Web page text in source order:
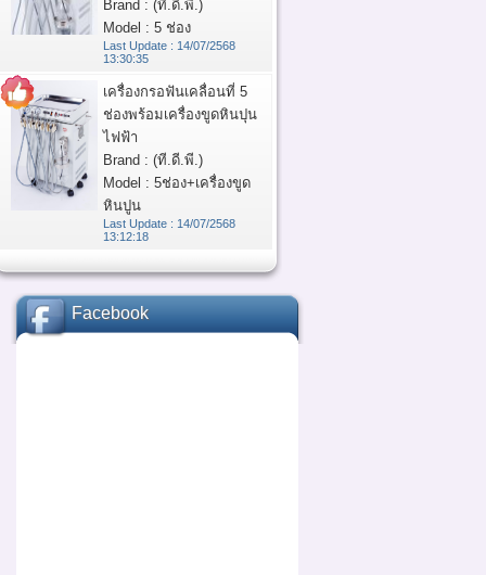
Brand : (ที.ดี.พี.)
Model : 5 ช่อง
Last Update : 14/07/2568
13:30:35
เครื่องกรอฟันเคลื่อนที่ 5
ช่องพร้อมเครื่องขูดหินปุน
ไฟฟ้า
Brand : (ที.ดี.พี.)
Model : 5ช่อง+เครื่องขูด
หินปูน
Last Update : 14/07/2568
13:12:18
Facebook